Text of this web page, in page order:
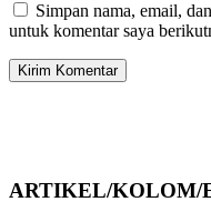
Simpan nama, email,
untuk komentar saya
ARTIKEL/KOLOM/